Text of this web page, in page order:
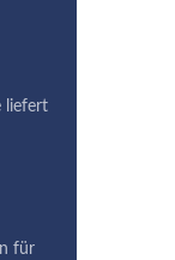
liefert
für